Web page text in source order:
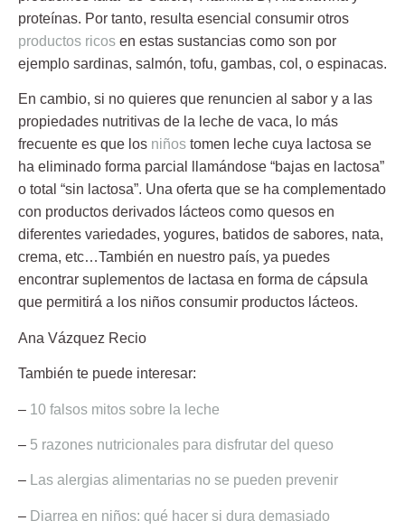
proteínas. Por tanto, resulta esencial consumir otros
productos ricos en estas sustancias como son por
ejemplo sardinas, salmón, tofu, gambas, col, o espinacas.
En cambio, si no quieres que renuncien al sabor y a las
propiedades nutritivas de la leche de vaca, lo más
frecuente es que los niños tomen leche cuya lactosa se
ha eliminado forma parcial llamándose “bajas en lactosa”
o total “sin lactosa”. Una oferta que se ha complementado
con productos derivados lácteos como quesos en
diferentes variedades, yogures, batidos de sabores, nata,
crema, etc…También en nuestro país, ya puedes
encontrar suplementos de lactasa en forma de cápsula
que permitirá a los niños consumir productos lácteos.
Ana Vázquez Recio
También te puede interesar:
– 10 falsos mitos sobre la leche
– 5 razones nutricionales para disfrutar del queso
– Las alergias alimentarias no se pueden prevenir
– Diarrea en niños: qué hacer si dura demasiado